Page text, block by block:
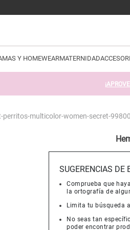
Y HOMEWEARMATERNIDAD
perritos-multicolor-women-secret-
SUGERENCIAS DE
Comprueba que
la ortografía de
Limita tu búsqueda
No seas tan
poder encontrar